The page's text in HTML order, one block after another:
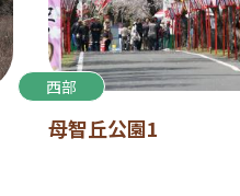
西部
母智丘公園1